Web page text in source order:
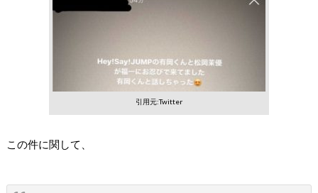
引用元:Twitter
この件に関して、